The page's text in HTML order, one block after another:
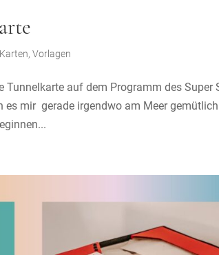
Karten,Vorlagen
auf dem Programm des Super
mir gerade irgendwo am Meer